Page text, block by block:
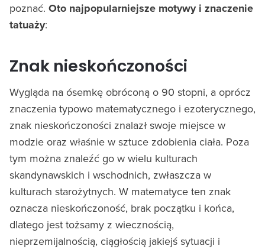
poznać. Oto najpopularniejsze motywy i znaczenie
tatuaży:
Znak nieskończoności
Wygląda na ósemkę obróconą o 90 stopni, a oprócz
znaczenia typowo matematycznego i ezoterycznego,
znak nieskończoności znalazł swoje miejsce w
modzie oraz właśnie w sztuce zdobienia ciała. Poza
tym można znaleźć go w wielu kulturach
skandynawskich i wschodnich, zwłaszcza w
kulturach starożytnych. W matematyce ten znak
oznacza nieskończoność, brak początku i końca,
dlatego jest tożsamy z wiecznością,
nieprzemijalnością, ciągłością jakiejś sytuacji i